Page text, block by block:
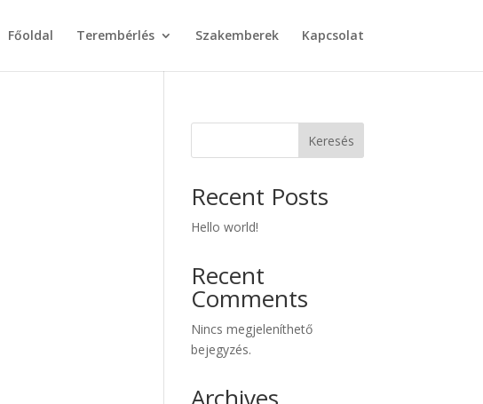
Főoldal Terembérlés Szakemberek Kapcsolat
Keresés
Recent Posts
Hello world!
Recent
Comments
Nincs megjeleníthető
bejegyzés.